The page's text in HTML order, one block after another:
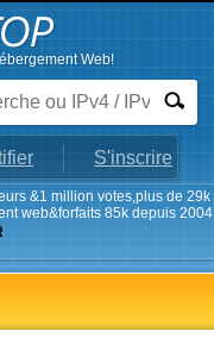
Web!
S'inscrire
&1 million votes,plus de 29k
web&forfaits 85k depuis 2004